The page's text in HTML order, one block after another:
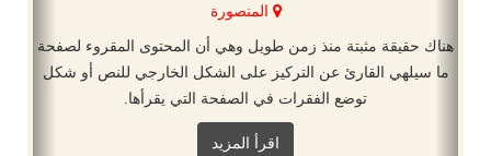
المنصورة
هناك حقيقة مثبتة منذ زمن طويل وهي أن المحتوى المقروء لصفحة
ما سيلهي القارئ عن التركيز على الشكل الخارجي للنص أو شكل
توضع الفقرات في الصفحة التي يقرأها.
اقرأ المزيد